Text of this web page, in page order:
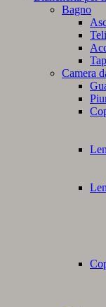
Bagno
Teli
Camera